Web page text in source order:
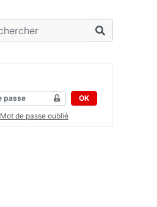
OK
Mot de passe oublié